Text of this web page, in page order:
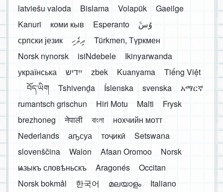
latviešu valoda
Bislama Volapük
Gaeilge
Kanuri
коми кыв Esperanto
َوُسَ
српски језик
ދިވެހި
Türkmen, Түркмен
Norsk nynorsk
isiNdebele
Ikinyarwanda
українська
ייִדיש zbek Kuanyama
Tiếng Việt
བོད་ཡིག
Tshivenḓa Íslenska svenska
አማርኛ
rumantsch grischun
Hiri Motu Malti
Frysk
brezhoneg
नेपाली বাংলা
нохчийн мотт
Nederlands
аҧсуа тоҷикӣ
Setswana
slovenščina
Walon Afaan Oromoo
Norsk
ѩзыкъ словѣньскъ
Aragonés
Occitan
Norsk bokmål
한국어 മലയാളം
Italiano